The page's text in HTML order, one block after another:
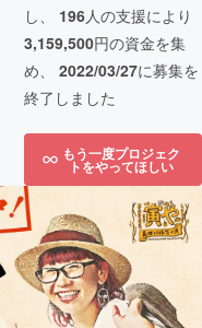
し、 196人の支援により
3,159,500円の資金を集
め、 2022/03/27に募集を
終了しました
もう一度プロジェク
トをやってほしい